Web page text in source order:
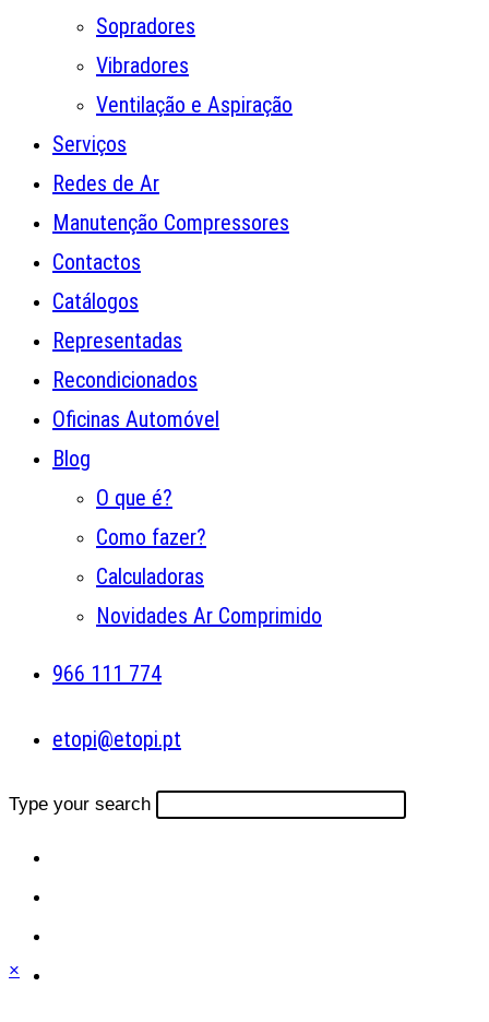
Sopradores
Vibradores
Ventilação e Aspiração
Serviços
Redes de Ar
Manutenção Compressores
Contactos
Catálogos
Representadas
Recondicionados
Oficinas Automóvel
Blog
O que é?
Como fazer?
Calculadoras
Novidades Ar Comprimido
966 111 774
etopi@etopi.pt
Type your search
×